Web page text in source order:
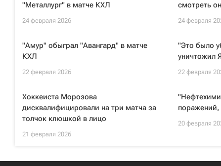
"Металлург" в матче КХЛ
24 февраля 2026
смотреть
24 февраля
"Амур" обыграл "Авангард" в матче
КХЛ
22 февраля 2026
"Это было
уничтожил
22 февраля
Хоккеиста Морозова
дисквалифицировали на три матча за
толчок клюшкой в лицо
21 февраля 2026
поражений,
20 февраля